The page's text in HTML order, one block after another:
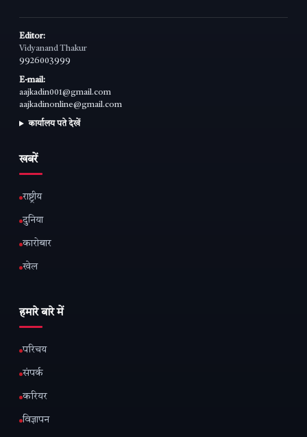
Editor:
Vidyanand Thakur
9926003999
E-mail:
aajkadin001@gmail.com
aajkadinonline@gmail.com
कार्यालय पते देखें
खबरें
राष्ट्रीय
दुनिया
कारोबार
खेल
हमारे बारे में
परिचय
संपर्क
करियर
विज्ञापन